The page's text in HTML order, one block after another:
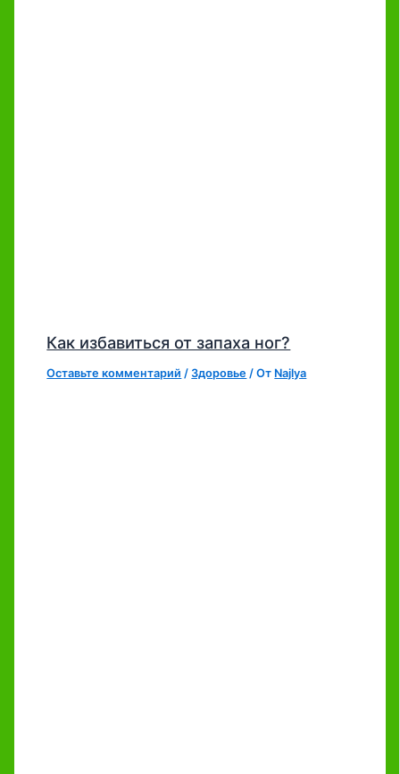
Как избавиться от запаха ног?
Оставьте комментарий /Здоровье / От Najlya